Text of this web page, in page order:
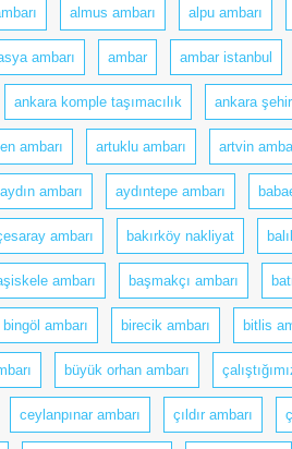
almus ambarı alpu ambarı
ambarı ambar ambar istanbul
ankara komple taşımacılık ankara
ambarı artuklu ambarı artvin
aydın ambarı aydıntepe ambarı
ambarı bakırköy nakliyat
ambarı başmakçı ambarı
bingöl ambarı birecik ambarı bitlis
büyük orhan ambarı
ceylanpınar ambarı çıldır ambarı